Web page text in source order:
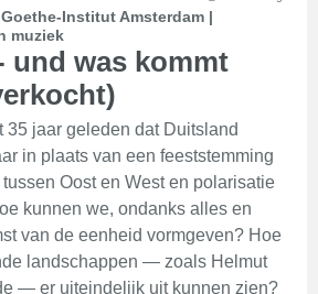
Institut Amsterdam |
muziek
und was kommt
35 jaar geleden dat Duitsland
in plaats van een feeststemming
Oost en West en polarisatie
kunnen we, ondanks alles en
van de eenheid vormgeven? Hoe
landschappen — zoals Helmut
— er uiteindelijk uit kunnen zien?